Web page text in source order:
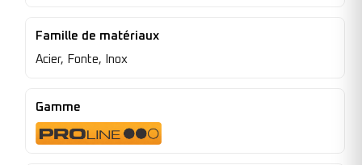
Famille de matériaux
Acier, Fonte, Inox
Gamme